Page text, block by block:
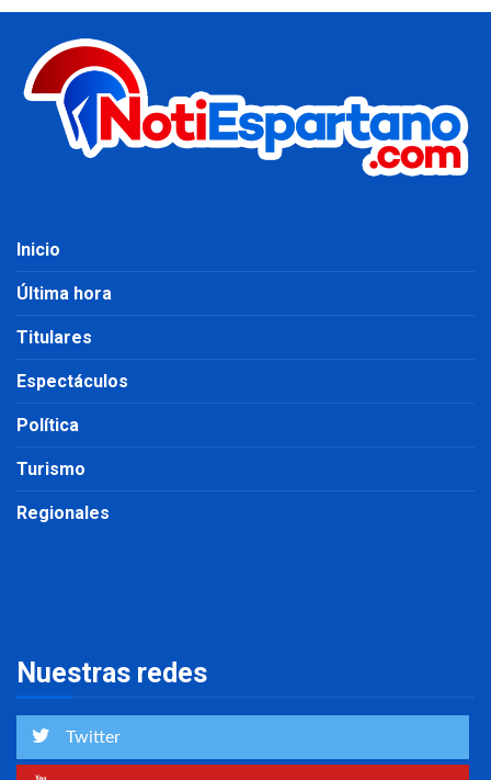
Inicio
Última hora
Titulares
Espectáculos
Política
Turismo
Regionales
Nuestras redes
Twitter